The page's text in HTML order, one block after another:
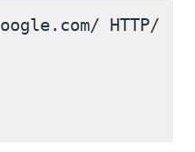
HTTP/